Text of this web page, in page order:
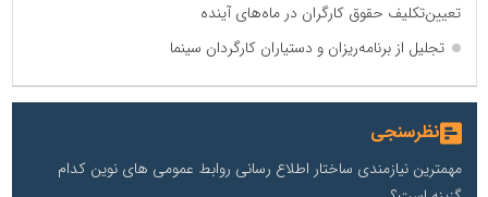
تعیین‌تکلیف حقوق کارگران در ماه‌های آینده
تجلیل از برنامه‌ریزان و دستیاران کارگردان سینما
نظرسنجی
مهمترین نیازمندی ساختار اطلاع رسانی روابط عمومی های نوین کدام